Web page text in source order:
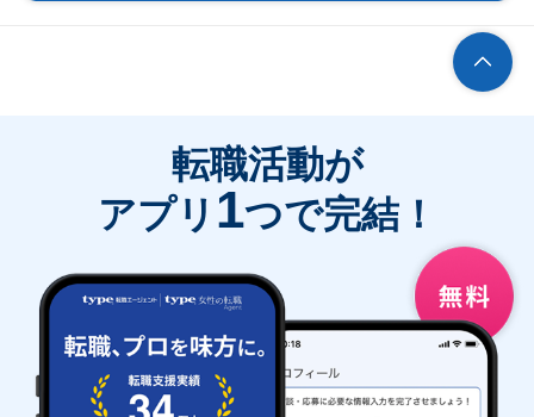
転職活動が
アプリ 1つで完結！